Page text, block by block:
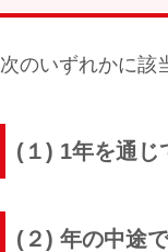
次のいずれかに該
(１) 1年を通じ
(２) 年の中途